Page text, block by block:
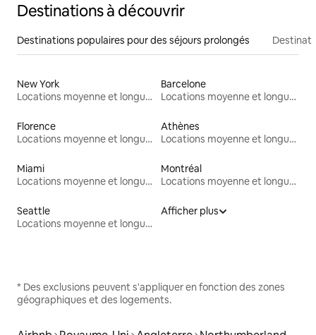
Destinations à découvrir
Destinations populaires pour des séjours prolongés
New York
Locations moyenne et longue durée
Barcelone
Locations moyenne et longue durée
Florence
Locations moyenne et longue durée
Athènes
Locations moyenne et longue durée
Miami
Locations moyenne et longue durée
Montréal
Locations moyenne et longue durée
Seattle
Locations moyenne et longue durée
Afficher plus
* Des exclusions peuvent s'appliquer en fonction des zones
géographiques et des logements.